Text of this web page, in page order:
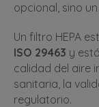
opcional, sino
Un filtro HEPA
ISO 29463 y
calidad del aire
sanitaria, la
regulatorio.